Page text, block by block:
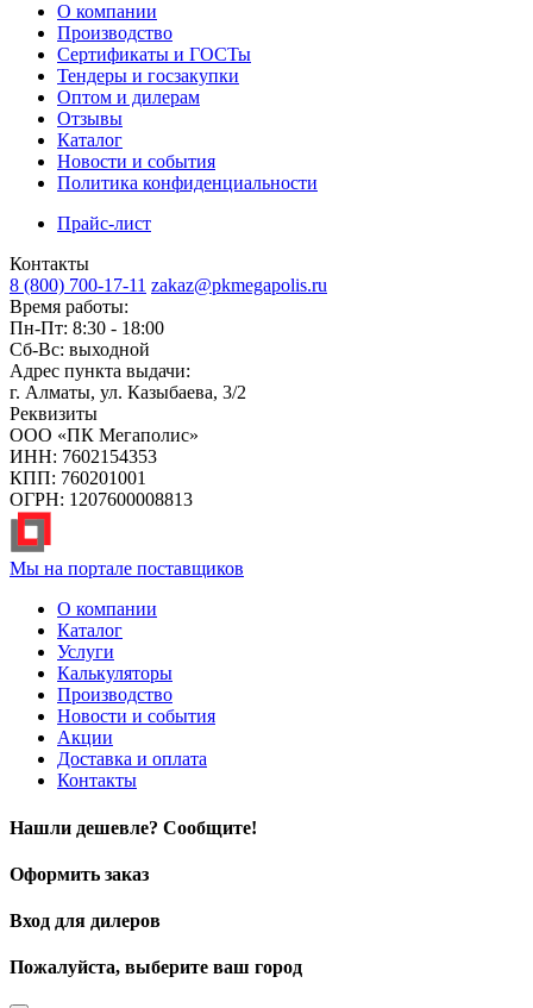
О компании
Производство
Сертификаты и ГОСТы
Тендеры и госзакупки
Оптом и дилерам
Отзывы
Каталог
Новости и события
Политика конфиденциальности
Прайс-лист
Контакты
8 (800) 700-17-11 zakaz@pkmegapolis.ru
Время работы:
Пн-Пт: 8:30 - 18:00
Сб-Вс: выходной
Адрес пункта выдачи:
г. Алматы, ул. Казыбаева, 3/2
Реквизиты
ООО «ПК Мегаполис»
ИНН: 7602154353
КПП: 760201001
ОГРН: 1207600008813
Мы на портале поставщиков
О компании
Каталог
Услуги
Калькуляторы
Производство
Новости и события
Акции
Доставка и оплата
Контакты
Нашли дешевле? Сообщите!
Оформить заказ
Вход для дилеров
Пожалуйста, выберите ваш город